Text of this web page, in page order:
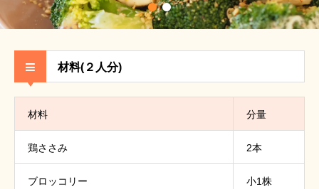
材料(２人分)
材料 分量
鶏ささみ 2本
ブロッコリー 小1株